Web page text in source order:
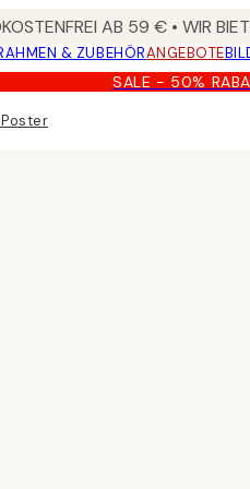
AB 59 € • WIR
& ZUBEHÖRANGEBOTE
SALE - 50%